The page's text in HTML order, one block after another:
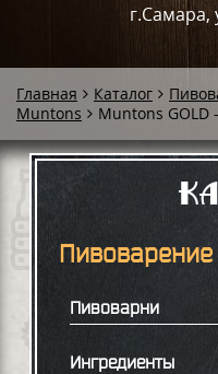
г.Самара,
Главная Каталог
Muntons
Muntons GOLD
Пивоварение
Пивоварни
Ингредиенты